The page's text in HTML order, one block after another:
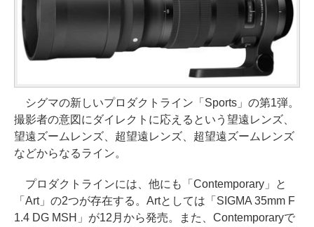
シグマの新しいプロダクトライン「Sports」の第1弾。
撮影者の意図にダイレクトに応えるという望遠レンズ、
望遠ズームレンズ、超望遠レンズ、超望遠ズームレンズ
などからなるライン。
プロダクトラインには、他にも「Contemporary」と
「Art」の2つが存在する。Artとしては「SIGMA 35mm F
1.4 DG MSH」が12月から発売。また、Contemporaryで